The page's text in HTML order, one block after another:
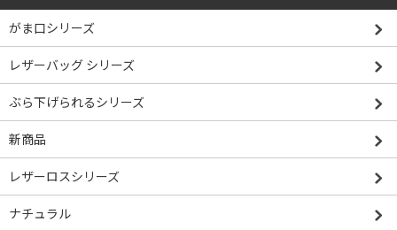
がま口シリーズ
レザーバッグ シリーズ
ぶら下げられるシリーズ
新商品
レザーロスシリーズ
ナチュラル